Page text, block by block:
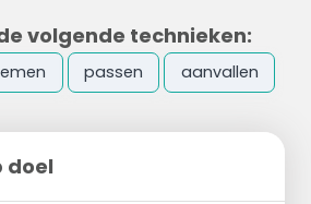
volgende technieken:
passen aanvallen
doel